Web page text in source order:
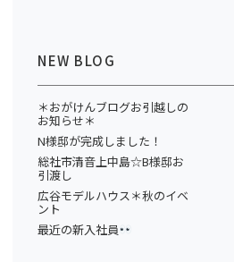
NEW BLOG
＊おがけんブログお引越しの
お知らせ＊
N様邸が完成しました！
総社市清音上中島☆B様邸お
引渡し
広谷モデルハウス＊秋のイベ
ント
最近の新入社員